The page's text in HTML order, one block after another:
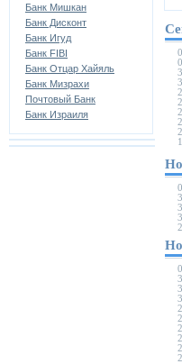
Банк Мишкан
Банк Дисконт
Банк Игуд
Банк FIBI
Банк Отцар Хайяль
Банк Мизрахи
Почтовый Банк
Банк Израиля